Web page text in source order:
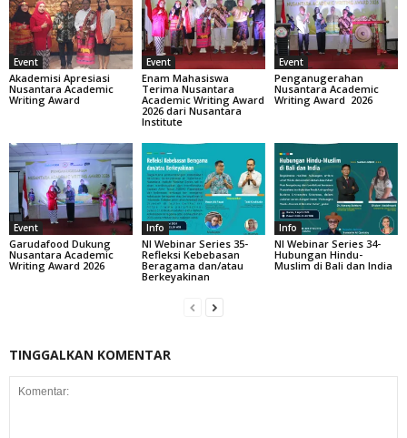
Event
Akademisi Apresiasi
Nusantara Academic
Writing Award
Event
Enam Mahasiswa
Terima Nusantara
Academic Writing Award
2026 dari Nusantara
Institute
Event
Penganugerahan
Nusantara Academic
Writing Award 2026
Event
Garudafood Dukung
Nusantara Academic
Writing Award 2026
Info
NI Webinar Series 35-
Refleksi Kebebasan
Beragama dan/atau
Berkeyakinan
Info
NI Webinar Series 34-
Hubungan Hindu-
Muslim di Bali dan India
TINGGALKAN KOMENTAR